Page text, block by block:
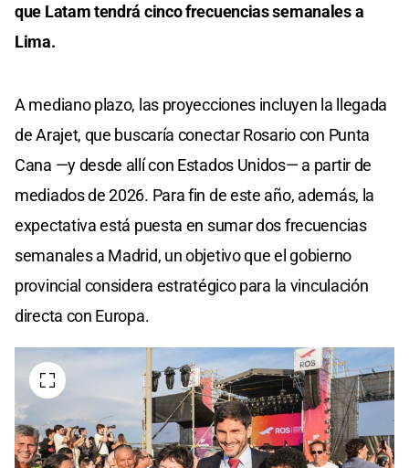
que Latam tendrá cinco frecuencias semanales a
Lima.
A mediano plazo, las proyecciones incluyen la llegada
de Arajet, que buscaría conectar Rosario con Punta
Cana —y desde allí con Estados Unidos— a partir de
mediados de 2026. Para fin de este año, además, la
expectativa está puesta en sumar dos frecuencias
semanales a Madrid, un objetivo que el gobierno
provincial considera estratégico para la vinculación
directa con Europa.